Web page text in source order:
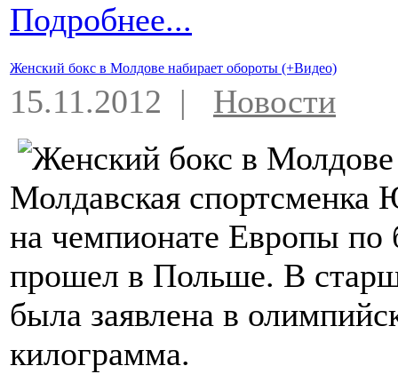
Подробнее...
Женский бокс в Молдове набирает обороты (+Видео)
15.11.2012 | Новости
Молдавская спортсменка
на чемпионате Европы по
прошел в Польше. В
была заявлена в
килограмма.